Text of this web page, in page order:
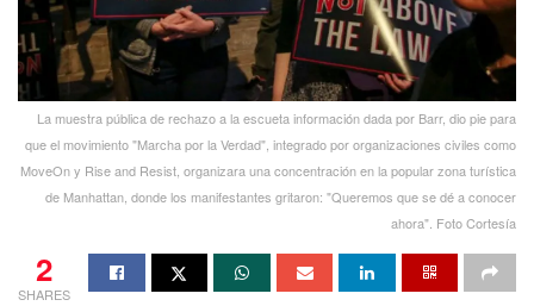
La muestra pública de rechazo a la escueta información dada por Barr, dio pie para
que el movimiento "Marcha por la Verdad", integrado por organizaciones civiles como
MoveOn y Rise and Resist, organizara una concentración en la popular zona turística
de Manhattan, donde los manifestantes gritaron: "Queremos que se dé a conocer
ahora". Foto Cortesía
2
SHARES